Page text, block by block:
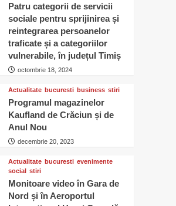
Patru categorii de servicii
sociale pentru sprijinirea și
reintegrarea persoanelor
traficate și a categoriilor
vulnerabile, în județul Timiș
octombrie 18, 2024
Actualitate bucuresti business stiri
Programul magazinelor
Kaufland de Crăciun și de
Anul Nou
decembrie 20, 2023
Actualitate bucuresti evenimente
social stiri
Monitoare video în Gara de
Nord și în Aeroportul